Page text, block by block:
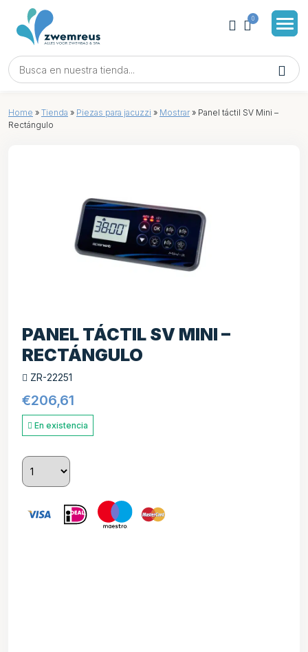
0
Home » Tienda » Piezas para jacuzzi » Mostrar » Panel táctil SV Mini –
Rectángulo
PANEL TÁCTIL SV MINI –
RECTÁNGULO
ZR-22251
€206,61
En existencia